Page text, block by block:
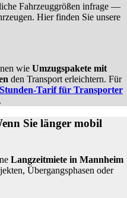
Fahrzeuggrößen infrage —
Hier finden Sie unsere
wie Umzugspakete mit
den Transport erleichtern. Für
Tarif für Transporter
Sie länger mobil
Langzeitmiete in Mannheim
Übergangsphasen oder